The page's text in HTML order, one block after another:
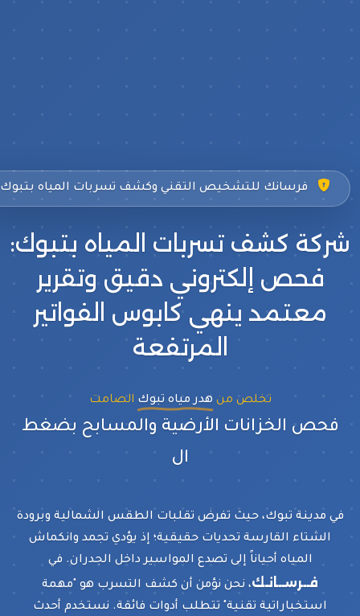
فرسانك للتشخيص التقني وكشف تسربات المياه بتبوك
شركة كشف تسربات المياه بتبوك:
فحص إلكتروني دقيق وتقرير
معتمد ينهي كابوس الفواتير
المرتفعة
تخلص من هدر مياه تبوك الصامت
فحص الخزانات الأرضية والمسابح بضغط
النيتروجين
في مدينة تبوك، حيث تفرض تقلبات الطقس الشمالية وبرودة
الشتاء القارسة تحديات حقيقية؛ إذ يؤدي تجمد وانكماش
المياه أحياناً إلى تصدع المواسير داخل الجدران. في
فــرســانـك، نحن نؤمن أن كشف التسرب هو "مهمة
استخباراتية تقنية" تتطلب أدوات فائقة. نستخدم أحدث